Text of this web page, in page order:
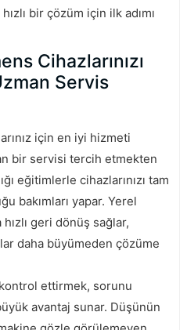
bir çözüm için ilk adımı
Cihazlarınızı
Servis
için en iyi hizmeti
bir servisi tercih etmekten
eğitimlerle cihazlarınızı tam
bakımları yapar. Yerel
geri dönüş sağlar,
daha büyümeden çözüme
kontrol ettirmek, sorunu
avantaj sunar. Düşünün